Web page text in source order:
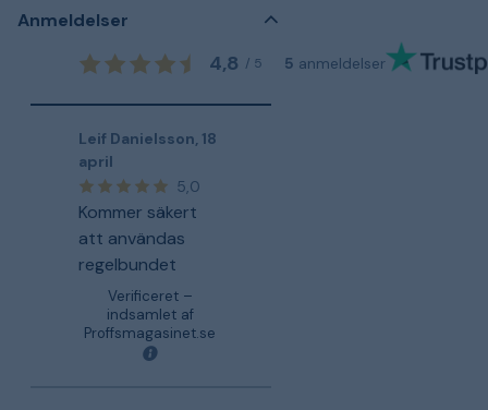
Anmeldelser
4,8 / 5 5 anmeldelser
Leif Danielsson, 18
april
5,0
Kommer säkert
att användas
regelbundet
Verificeret –
indsamlet af
Proffsmagasinet.se